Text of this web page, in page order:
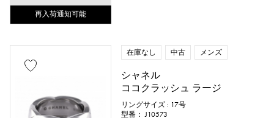
鑑別書 修理明細書
価格
再入荷通知可能
在庫なし 中古 メンズ
シャネル
ココクラッシュ ラージ
リングサイズ : 17号
型番： J10573